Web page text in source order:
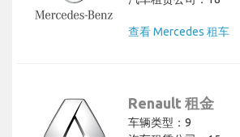
查看 Mercedes 租车
Renault 租金
车辆类型：9